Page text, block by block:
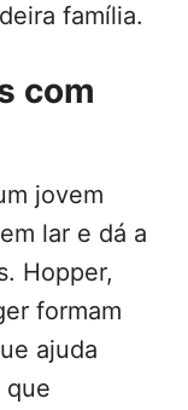
família.
com
jovem
lar e dá a
Hopper,
formam
ajuda
que